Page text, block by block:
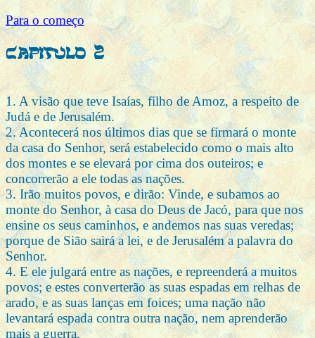
Para o começo
Capitulo 2
1. A visão que teve Isaías, filho de Amoz, a respeito de
Judá e de Jerusalém.
2. Acontecerá nos últimos dias que se firmará o monte
da casa do Senhor, será estabelecido como o mais alto
dos montes e se elevará por cima dos outeiros; e
concorrerão a ele todas as nações.
3. Irão muitos povos, e dirão: Vinde, e subamos ao
monte do Senhor, à casa do Deus de Jacó, para que nos
ensine os seus caminhos, e andemos nas suas veredas;
porque de Sião sairá a lei, e de Jerusalém a palavra do
Senhor.
4. E ele julgará entre as nações, e repreenderá a muitos
povos; e estes converterão as suas espadas em relhas de
arado, e as suas lanças em foices; uma nação não
levantará espada contra outra nação, nem aprenderão
mais a guerra.